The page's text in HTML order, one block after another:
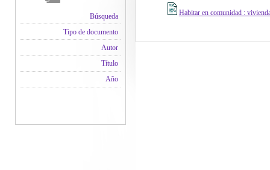
Búsqueda
Tipo de documento
Autor
Título
Año
Habitar en comunidad :